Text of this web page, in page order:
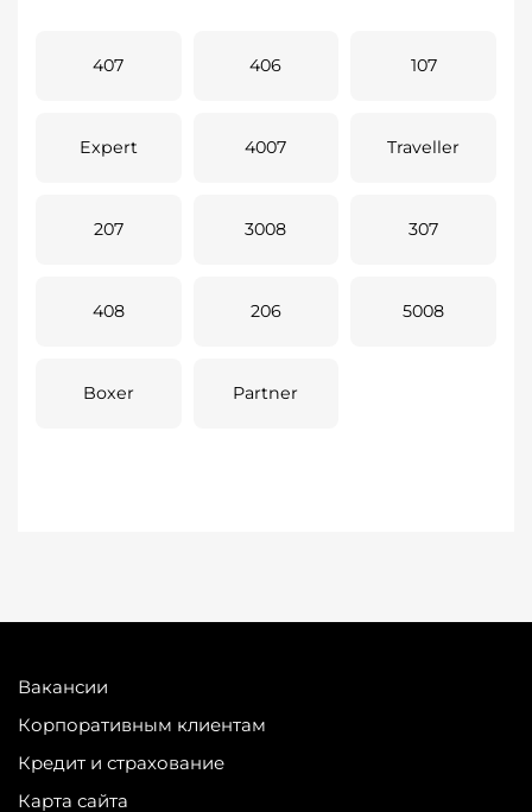
407 406 107
Expert 4007 Traveller
207 3008 307
408 206 5008
Boxer Partner
Вакансии
Корпоративным клиентам
Кредит и страхование
Карта сайта